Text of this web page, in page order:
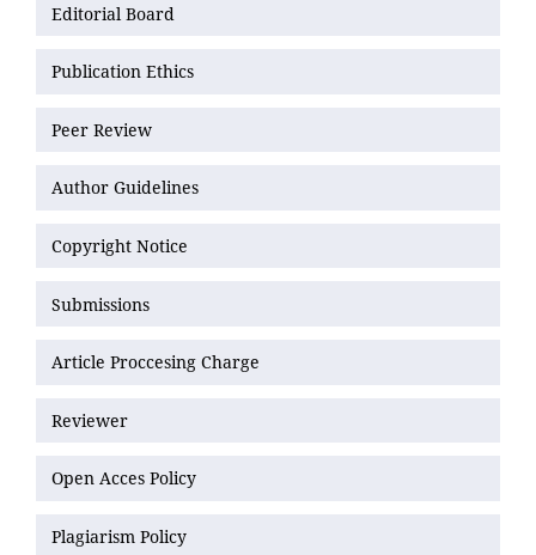
Editorial Board
Publication Ethics
Peer Review
Author Guidelines
Copyright Notice
Submissions
Article Proccesing Charge
Reviewer
Open Acces Policy
Plagiarism Policy